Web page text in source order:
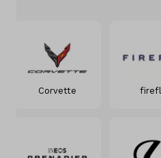
Trucks
Electrique
Flotte
Corvette